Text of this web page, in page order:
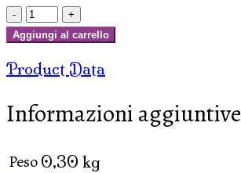
SFERE
PARALUME
PER
quantità
Aggiungi al carrello
Product Data
Informazioni aggiuntive
Peso 0,30 kg